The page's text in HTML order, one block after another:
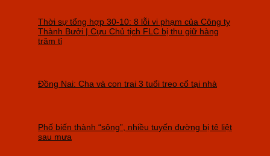
Thời sự tổng hợp 30-10: 8 lỗi vi phạm của Công ty
Thành Bưởi | Cựu Chủ tịch FLC bị thu giữ hàng
trăm tỉ
Đồng Nai: Cha và con trai 3 tuổi treo cổ tại nhà
Phố biến thành “sông”, nhiều tuyến đường bị tê liệt
sau mưa